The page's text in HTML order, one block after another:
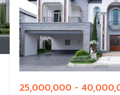
25,000,000 -